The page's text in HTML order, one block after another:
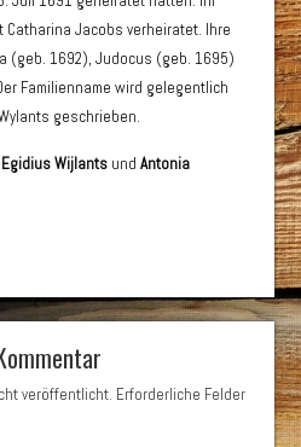
Catharina Jacobs verheiratet. Ihre
(geb. 1692), Judocus (geb. 1695)
Familienname wird gelegentlich
geschrieben.
Egidius Wijlants undAntonia
veröffentlicht. Erforderliche Felder